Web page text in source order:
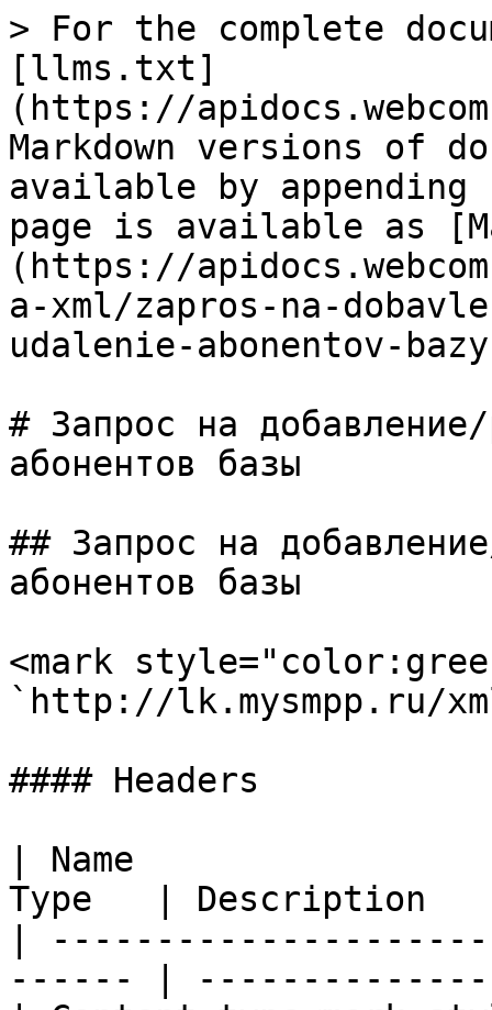
> For the complete
[llms.txt]
(https://
Markdown versions of
available by
page is available as
(https://
a-xml/zapros-na-
udalenie-abonentov-
# Запрос на добавление/
абонентов базы
## Запрос на
абонентов базы
<mark
`http://lk.mysmpp.ru/
#### Headers
| Name
Type   |
|
------ |